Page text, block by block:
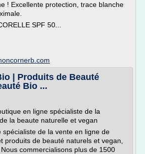
! Excellente protection, trace blanche
SPF 50...
| Produits de Beauté
Bio ...
en ligne spécialiste de la
la beaute naturelle et vegan
spécialiste de la vente en ligne de
produits de beauté naturels et vegan,
commercialisons plus de 1500